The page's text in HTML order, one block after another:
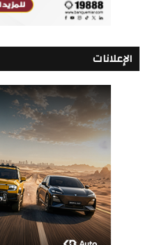
الإعلانات